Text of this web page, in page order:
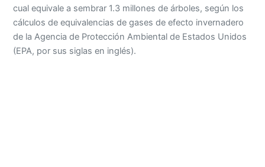
cual equivale a sembrar 1.3 millones de árboles, según los
cálculos de equivalencias de gases de efecto invernadero
de la Agencia de Protección Ambiental de Estados Unidos
(EPA, por sus siglas en inglés).